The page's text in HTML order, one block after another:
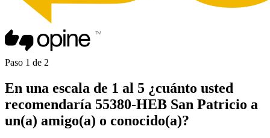
Paso 1 de 2
En una escala de 1 al 5 ¿cuánto usted
recomendaría 55380-HEB San Patricio a
un(a) amigo(a) o conocido(a)?